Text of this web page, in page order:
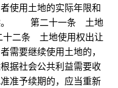
使用土地的实际年限和
偿。 第二十一条 土地
二条 土地使用权出让
需要继续使用土地的，
据社会公共利益需要收
准予续期的，应当重新